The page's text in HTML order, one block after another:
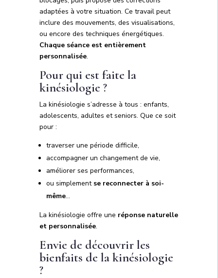
adaptées à votre situation. Ce travail peut
inclure des mouvements, des visualisations,
ou encore des techniques énergétiques.
Chaque séance est entièrement
personnalisée.
Pour qui est faite la
kinésiologie ?
La kinésiologie s’adresse à tous : enfants,
adolescents, adultes et seniors. Que ce soit
pour :
traverser une période difficile,
accompagner un changement de vie,
améliorer ses performances,
ou simplement se reconnecter à soi-
même…
La kinésiologie offre une réponse naturelle
et personnalisée.
Envie de découvrir les
bienfaits de la kinésiologie
?